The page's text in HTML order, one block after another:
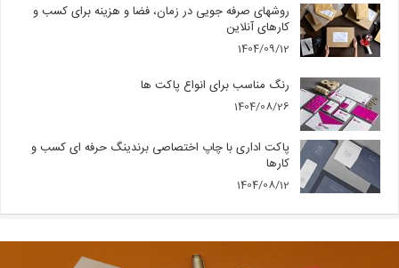
روشهای صرفه جویی در زمان، فضا و هزینه برای کسب و
کارهای آنلاین
1404/09/12
رنگ مناسب برای انواع پاکت ها
1404/08/26
پاکت اداری با چاپ اختصاصی برندینگ حرفه ای کسب و
کارها
1404/08/12